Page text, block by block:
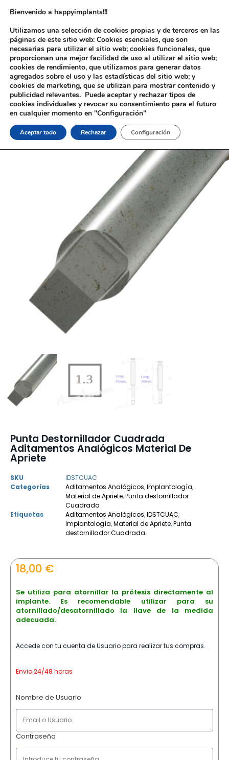
Inicio/Implantología/Aditamentos Analógicos/Material de
Apriete/ Punta destornillador Cuadrada Aditamentos Analógicos
Material de Apriete
Punta Destornillador Cuadrada
Aditamentos Analógicos Material De
Apriete
SKU
IDSTCUAC
Categorías
Aditamentos Analógicos,Implantología,
Material de Apriete,Punta destornillador
Cuadrada
Etiquetas
Aditamentos Analógicos,IDSTCUAC,
Implantología,Material de Apriete,Punta
destornillador Cuadrada
18,00 €
Se utiliza para atornillar la prótesis directamente al
implante. Es recomendable utilizar para su
atornillado/desatornillado la llave de la medida
adecuada.
Accede con tu cuenta de Usuario para realizar tus compras.
Envio 24/48 horas
Nombre de Usuario
Contraseña
Bienvenido a happyimplants!!!
Utilizamos una selección de cookies propias y de terceros en las
páginas de este sitio web: Cookies esenciales, que son
necesarias para utilizar el sitio web; cookies funcionales, que
proporcionan una mejor facilidad de uso al utilizar el sitio web;
cookies de rendimiento, que utilizamos para generar datos
agregados sobre el uso y las estadísticas del sitio web; y
cookies de marketing, que se utilizan para mostrar contenido y
publicidad relevantes. Puede aceptar y rechazar tipos de
cookies individuales y revocar su consentimiento para el futuro
en cualquier momento en "Configuración"
Aceptar todo Rechazar Configuración